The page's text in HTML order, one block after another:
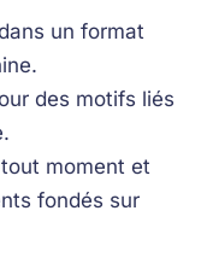
un format
des motifs liés
moment et
fondés sur